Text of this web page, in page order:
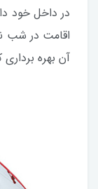
در داخل خود
اقامت در شب
آن بهره برداری